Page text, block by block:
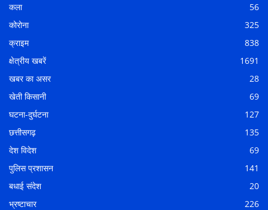
कला
56
कोरोना
325
क्राइम
838
क्षेत्रीय खबरें
1691
खबर का असर
28
खेती किसानी
69
घटना-दुर्घटना
127
छत्तीसगढ़
135
देश विदेश
69
पुलिस प्रशासन
141
बधाई संदेश
20
भ्रष्टाचार
226